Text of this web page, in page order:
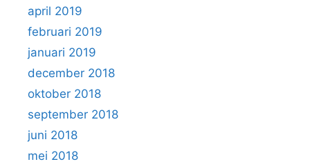
april 2019
februari 2019
januari 2019
december 2018
oktober 2018
september 2018
juni 2018
mei 2018